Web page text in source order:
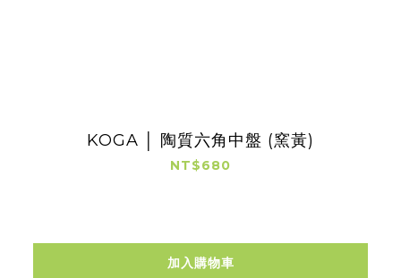
KOGA │ 陶質六角中盤 (窯黃)
NT$680
加入購物車